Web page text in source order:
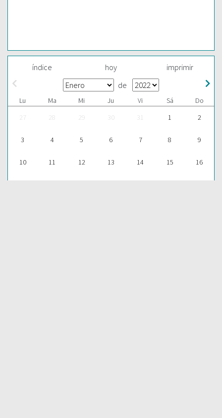
índice hoy imprimir
de
Lu Ma Mi Ju Vi Sá
Do
27
28 29 30 31 1 2
3 4 5 6 7 8 9
10 11 12 13 14 15 16